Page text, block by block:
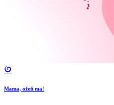
Mama, ožeň ma!